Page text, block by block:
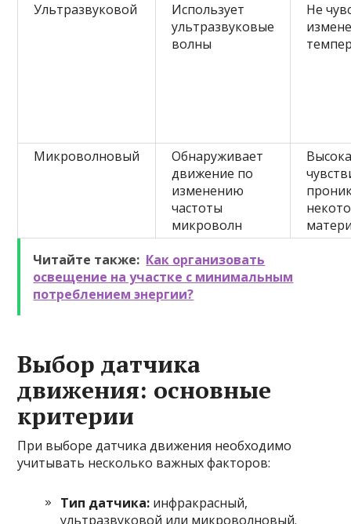
Ультразвуковой
Использует
ультразвуковые
волны
Не
Микроволновый
Обнаруживает
движение по
изменению
частоты
микроволн
Читайте также: Как организовать
освещение на участке с минимальным
потреблением энергии?
Выбор датчика
движения: основные
критерии
При выборе датчика движения необходимо
учитывать несколько важных факторов:
Тип датчика: инфракрасный,
ультразвуковой или микроволновый.